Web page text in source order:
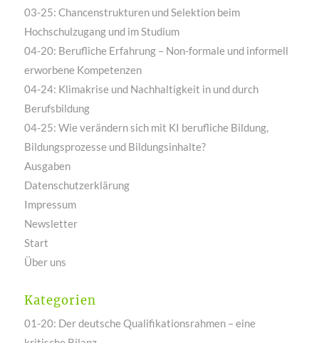
03-25: Chancenstrukturen und Selektion beim
Hochschulzugang und im Studium
04-20: Berufliche Erfahrung – Non-formale und informell
erworbene Kompetenzen
04-24: Klimakrise und Nachhaltigkeit in und durch
Berufsbildung
04-25: Wie verändern sich mit KI berufliche Bildung,
Bildungsprozesse und Bildungsinhalte?
Ausgaben
Datenschutzerklärung
Impressum
Newsletter
Start
Über uns
Kategorien
01-20: Der deutsche Qualifikationsrahmen – eine